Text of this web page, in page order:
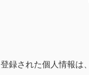
録された個人情報